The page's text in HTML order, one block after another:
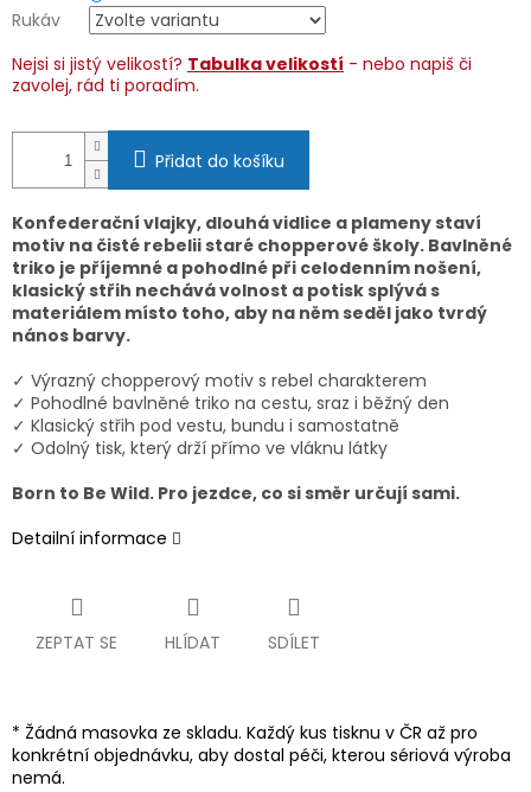
Rukáv
Nejsi si jistý velikostí? Tabulka velikostí - nebo napiš či
zavolej, rád ti poradím.
Přidat do košíku
Konfederační vlajky, dlouhá vidlice a plameny staví
motiv na čisté rebelii staré chopperové školy. Bavlněné
triko je příjemné a pohodlné při celodenním nošení,
klasický střih nechává volnost a potisk splývá s
materiálem místo toho, aby na něm seděl jako tvrdý
nános barvy.
✓ Výrazný chopperový motiv s rebel charakterem
✓ Pohodlné bavlněné triko na cestu, sraz i běžný den
✓ Klasický střih pod vestu, bundu i samostatně
✓ Odolný tisk, který drží přímo ve vláknu látky
Born to Be Wild. Pro jezdce, co si směr určují sami.
Detailní informace
ZEPTAT SE HLÍDAT SDÍLET
* Žádná masovka ze skladu. Každý kus tisknu v ČR až pro
konkrétní objednávku, aby dostal péči, kterou sériová výroba
nemá.